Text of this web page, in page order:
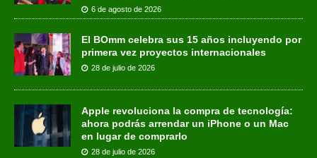
6 de agosto de 2026
El BOmm celebra sus 15 años incluyendo por
primera vez proyectos internacionales
28 de julio de 2026
Apple revoluciona la compra de tecnología:
ahora podrás arrendar un iPhone o un Mac
en lugar de comprarlo
28 de julio de 2026